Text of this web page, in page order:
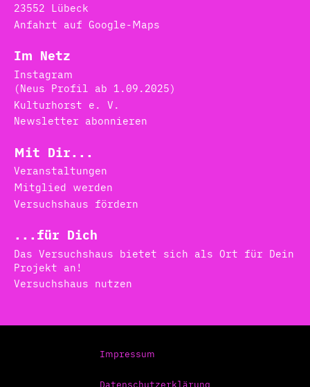
23552 Lübeck
Anfahrt auf Google-Maps
Im Netz
Instagram
(Neus Profil ab 1.09.2025)
Kulturhorst e. V.
Newsletter abonnieren
Mit Dir...
Veranstaltungen
Mitglied werden
Versuchshaus fördern
...für Dich
Das Versuchshaus bietet sich als Ort für Dein
Projekt an!
Versuchshaus nutzen
Impressum